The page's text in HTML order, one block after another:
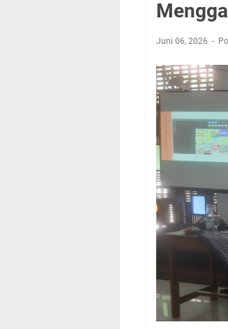
Juni 06, 2026